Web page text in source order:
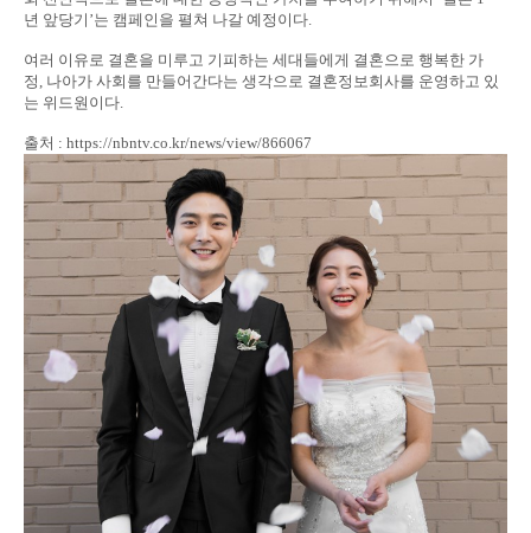
년 앞당기’는 캠페인을 펼쳐 나갈 예정이다.
여러 이유로 결혼을 미루고 기피하는 세대들에게 결혼으로 행복한 가
정, 나아가 사회를 만들어간다는 생각으로 결혼정보회사를 운영하고 있
는 위드원이다.
출처 : https://nbntv.co.kr/news/view/866067